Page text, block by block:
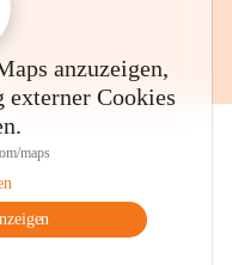
anzuzeigen,
externer Cookies
maps